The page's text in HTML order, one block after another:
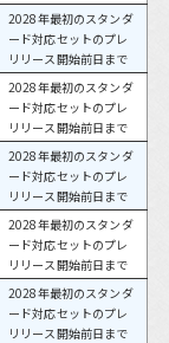
2028年最初のスタンダ
ード対応セットのプレ
リリース開始前日まで
2028年最初のスタンダ
ード対応セットのプレ
リリース開始前日まで
2028年最初のスタンダ
ード対応セットのプレ
リリース開始前日まで
2028年最初のスタンダ
ード対応セットのプレ
リリース開始前日まで
2028年最初のスタンダ
ード対応セットのプレ
リリース開始前日まで